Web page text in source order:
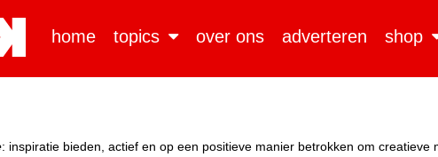
home topics over ons adverteren shop
: inspiratie bieden, actief en op een positieve manier betrokken om